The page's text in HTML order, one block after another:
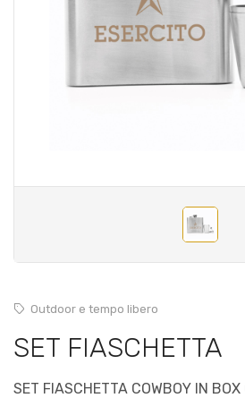
Outdoor e tempo libero
SET FIASCHETTA
SET FIASCHETTA COWBOY IN BOX